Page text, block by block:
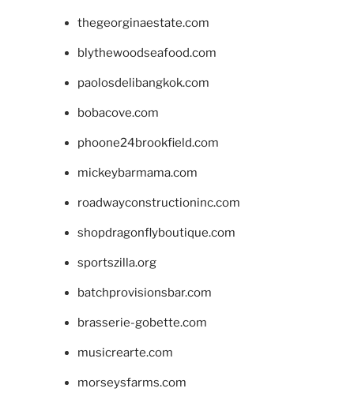
thegeorginaestate.com
blythewoodseafood.com
paolosdelibangkok.com
bobacove.com
phoone24brookfield.com
mickeybarmama.com
roadwayconstructioninc.com
shopdragonflyboutique.com
sportszilla.org
batchprovisionsbar.com
brasserie-gobette.com
musicrearte.com
morseysfarms.com